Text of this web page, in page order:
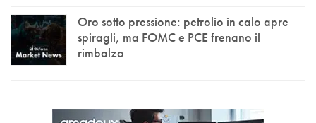
Oro sotto pressione: petrolio in calo apre
spiragli, ma FOMC e PCE frenano il
rimbalzo